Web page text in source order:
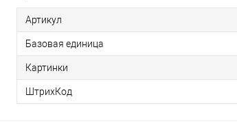
Артикул
Базовая единица
Картинки
ШтрихКод